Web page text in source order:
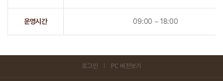
운영시간 09:00 ~ 18:00
로그인 PC 버전보기